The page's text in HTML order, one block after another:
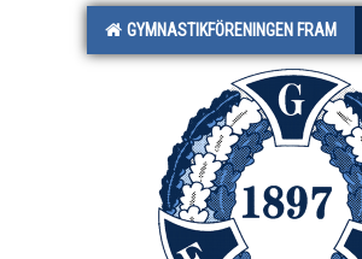
GYMNASTIKFÖRENINGEN FRAM